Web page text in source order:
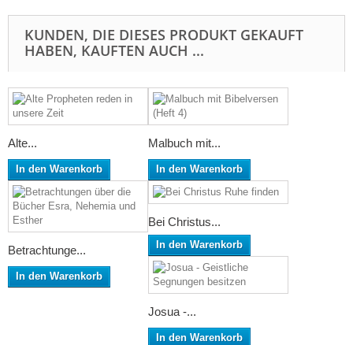
KUNDEN, DIE DIESES PRODUKT GEKAUFT
HABEN, KAUFTEN AUCH ...
Alte...
In den Warenkorb
Malbuch mit...
In den Warenkorb
Betrachtunge...
In den Warenkorb
Bei Christus...
In den Warenkorb
Josua -...
In den Warenkorb